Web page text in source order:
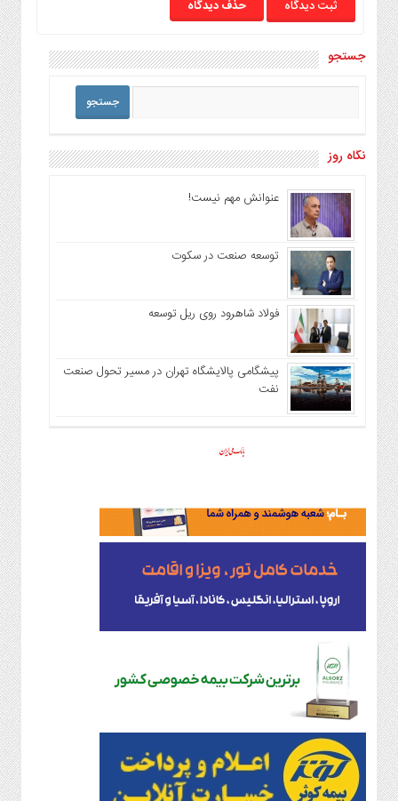
حذف دیدگاه
جستجو
نگاه روز
عنوانش مهم نیست!
توسعه صنعت در سکوت
فولاد شاهرود روی ریل توسعه
پیشگامی پالایشگاه تهران در مسیر تحول صنعت
نفت